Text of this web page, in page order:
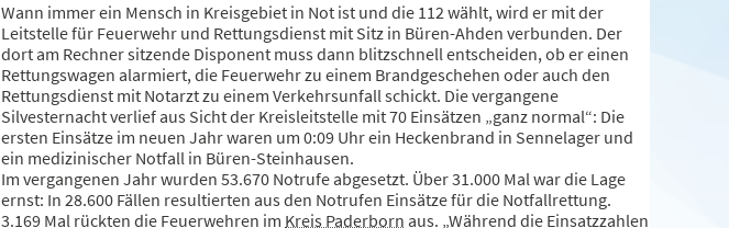
Wann immer ein Mensch in Kreisgebiet in Not ist und die 112 wählt, wird er mit der
Leitstelle für Feuerwehr und Rettungsdienst mit Sitz in Büren-Ahden verbunden. Der
dort am Rechner sitzende Disponent muss dann blitzschnell entscheiden, ob er einen
Rettungswagen alarmiert, die Feuerwehr zu einem Brandgeschehen oder auch den
Rettungsdienst mit Notarzt zu einem Verkehrsunfall schickt. Die vergangene
Silvesternacht verlief aus Sicht der Kreisleitstelle mit 70 Einsätzen „ganz normal“: Die
ersten Einsätze im neuen Jahr waren um 0:09 Uhr ein Heckenbrand in Sennelager und
ein medizinischer Notfall in Büren-Steinhausen.
Im vergangenen Jahr wurden 53.670 Notrufe abgesetzt. Über 31.000 Mal war die Lage
ernst: In 28.600 Fällen resultierten aus den Notrufen Einsätze für die Notfallrettung.
3.169 Mal rückten die Feuerwehren im Kreis Paderborn aus. „Während die Einsatzzahlen